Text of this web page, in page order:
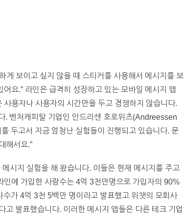
게 보이고 싶지 않을 때 스티커를 사용해서 메시지를 보
요.” 라인은 급격히 성장하고 있는 모바일 메시지 앱
용자나 사용자의 시간만을 두고 경쟁하지 않습니다.
. 벤처캐피탈 기업인 안드리센 호로위츠(Andreessen
두고서 지금 엄청난 실험들이 진행되고 있습니다. 문
해서요.”
시지 실험을 해 왔습니다. 이들은 현재 메시지를 주고
에 가입한 사람수는 4억 3천만명으로 가입자의 90%
가 4억 3천 5백만 명이라고 발표했고 위챗의 모회사
발표했습니다. 이러한 메시지 앱들은 다른 테크 기업